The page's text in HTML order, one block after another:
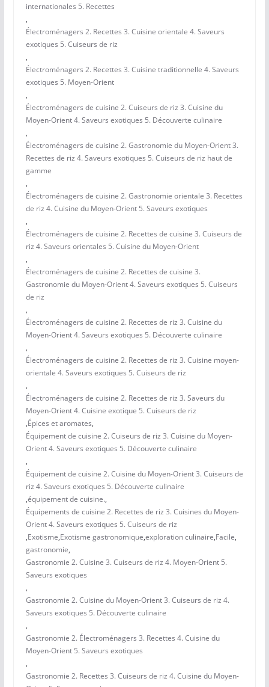
internationales 5. Recettes
,
Électroménagers 2. Recettes 3. Cuisine orientale 4. Saveurs
exotiques 5. Cuiseurs de riz
,
Électroménagers 2. Recettes 3. Cuisine traditionnelle 4. Saveurs
exotiques 5. Moyen-Orient
,
Électroménagers de cuisine 2. Cuiseurs de riz 3. Cuisine du
Moyen-Orient 4. Saveurs exotiques 5. Découverte culinaire
,
Électroménagers de cuisine 2. Gastronomie du Moyen-Orient 3.
Recettes de riz 4. Saveurs exotiques 5. Cuiseurs de riz haut de
gamme
,
Électroménagers de cuisine 2. Gastronomie orientale 3. Recettes
de riz 4. Cuisine du Moyen-Orient 5. Saveurs exotiques
,
Électroménagers de cuisine 2. Recettes de cuisine 3. Cuiseurs de
riz 4. Saveurs orientales 5. Cuisine du Moyen-Orient
,
Électroménagers de cuisine 2. Recettes de cuisine 3.
Gastronomie du Moyen-Orient 4. Saveurs exotiques 5. Cuiseurs
de riz
,
Électroménagers de cuisine 2. Recettes de riz 3. Cuisine du
Moyen-Orient 4. Saveurs exotiques 5. Découverte culinaire
,
Électroménagers de cuisine 2. Recettes de riz 3. Cuisine moyen-
orientale 4. Saveurs exotiques 5. Cuiseurs de riz
,
Électroménagers de cuisine 2. Recettes de riz 3. Saveurs du
Moyen-Orient 4. Cuisine exotique 5. Cuiseurs de riz
,Épices et aromates,
Équipement de cuisine 2. Cuiseurs de riz 3. Cuisine du Moyen-
Orient 4. Saveurs exotiques 5. Découverte culinaire
,
Équipement de cuisine 2. Cuisine du Moyen-Orient 3. Cuiseurs de
riz 4. Saveurs exotiques 5. Découverte culinaire
,équipement de cuisine.,
Équipements de cuisine 2. Recettes de riz 3. Cuisines du Moyen-
Orient 4. Saveurs exotiques 5. Cuiseurs de riz
,Exotisme,Exotisme gastronomique,exploration culinaire,Facile,
gastronomie,
Gastronomie 2. Cuisine 3. Cuiseurs de riz 4. Moyen-Orient 5.
Saveurs exotiques
,
Gastronomie 2. Cuisine du Moyen-Orient 3. Cuiseurs de riz 4.
Saveurs exotiques 5. Découverte culinaire
,
Gastronomie 2. Électroménagers 3. Recettes 4. Cuisine du
Moyen-Orient 5. Saveurs exotiques
,
Gastronomie 2. Recettes 3. Cuiseurs de riz 4. Cuisine du Moyen-